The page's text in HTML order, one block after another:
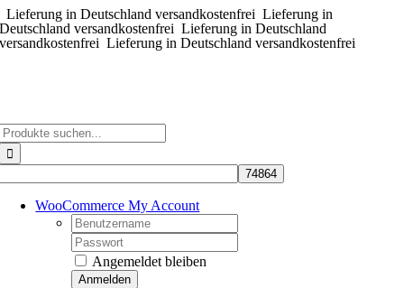
Zum
Inhalt
springen
Lieferung in Deutschland versandkostenfreiLieferung in
Deutschland versandkostenfrei Lieferung in Deutschland
versandkostenfreiLieferung in Deutschland versandkostenfrei
WooCommerce My Account
Username:
Password:
Angemeldet bleiben